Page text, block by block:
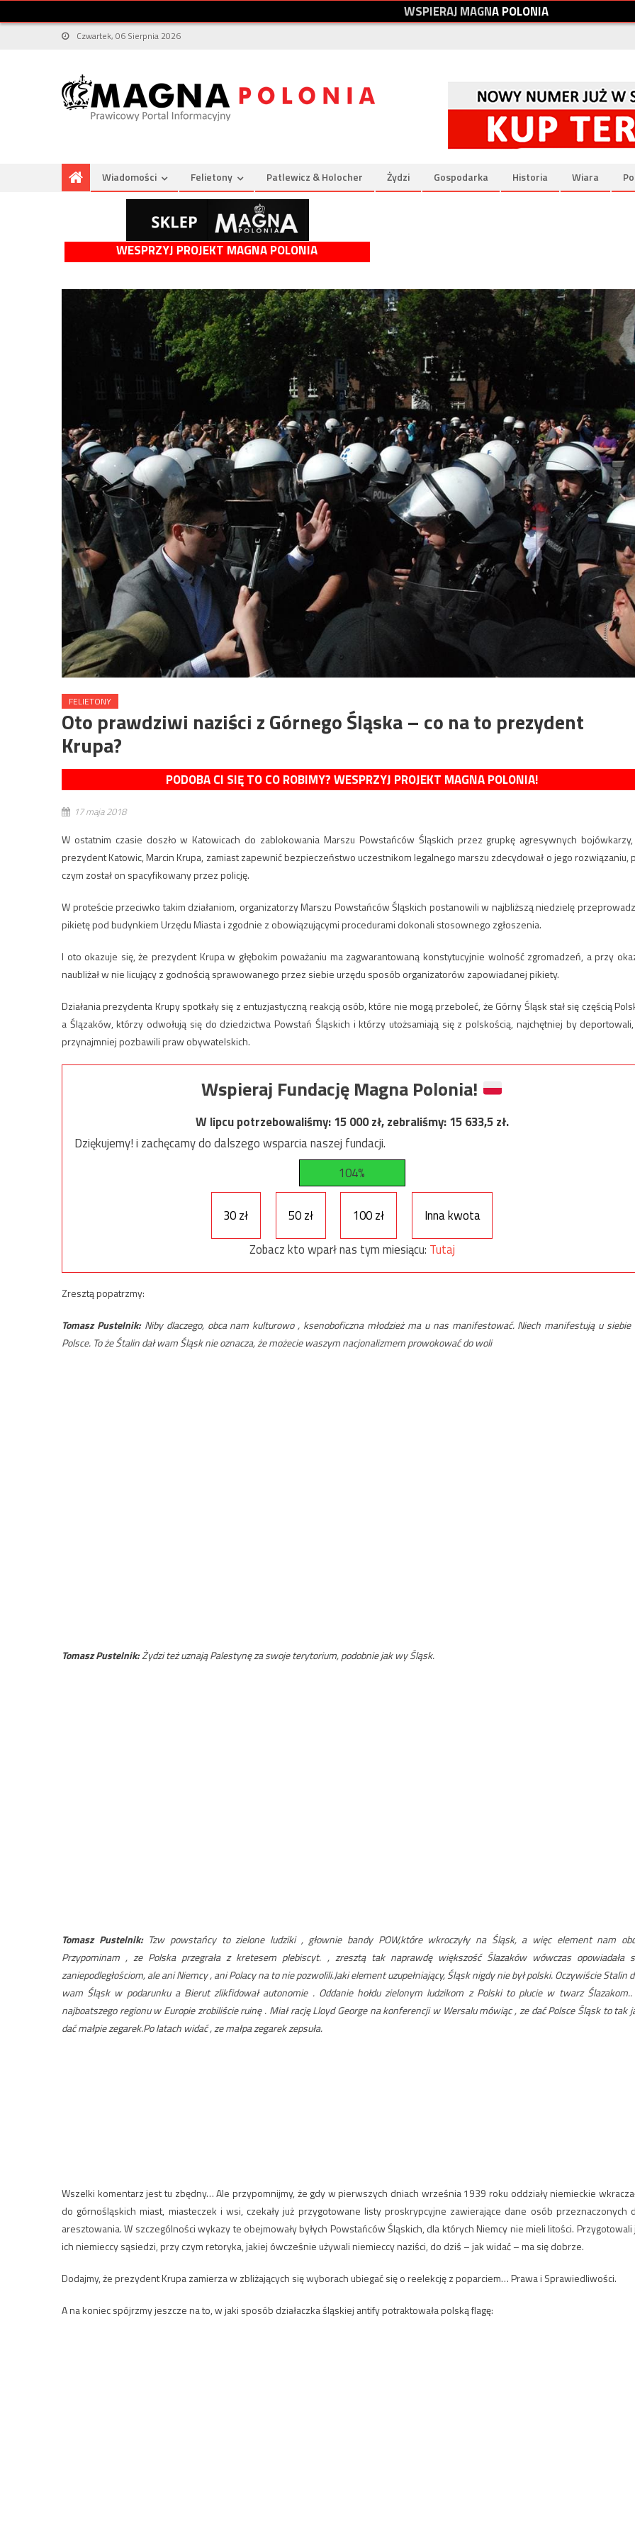
WSPIERAJMAGNAPOLONIA
Czwartek, 06 Sierpnia 2026
Wiadomości Felietony Patlewicz & Holocher Żydzi Gospodarka Historia Wiara
WESPRZYJ PROJEKT MAGNA POLONIA
FELIETONY
Oto prawdziwi naziści z Górnego Śląska – co na to prezydent
Krupa?
PODOBA CI SIĘ TO CO ROBIMY? WESPRZYJ PROJEKT MAGNA POLONIA!
17 maja 2018
W ostatnim czasie doszło w Katowicach do zablokowania Marszu Powstańców Śląskich przez grupkę agresywnych
prezydent Katowic, Marcin Krupa, zamiast zapewnić bezpieczeństwo uczestnikom legalnego marszu zdecydował o jego rozwiązaniu,
czym został on spacyfikowany przez policję.
W proteście przeciwko takim działaniom, organizatorzy Marszu Powstańców Śląskich postanowili w najbliższą niedzielę
pikietę pod budynkiem Urzędu Miasta i zgodnie z obowiązującymi procedurami dokonali stosownego zgłoszenia.
I oto okazuje się, że prezydent Krupa w głębokim poważaniu ma zagwarantowaną konstytucyjnie wolność zgromadzeń, a przy
naubliżał w nie licujący z godnością sprawowanego przez siebie urzędu sposób organizatorów zapowiadanej pikiety.
Działania prezydenta Krupy spotkały się z entuzjastyczną reakcją osób, które nie mogą przeboleć, że Górny Śląsk stał się częścią
a Ślązaków, którzy odwołują się do dziedzictwa Powstań Śląskich i którzy utożsamiają się z polskością, najchętniej by
przynajmniej pozbawili praw obywatelskich.
Wspieraj Fundację Magna Polonia!
W lipcu potrzebowaliśmy:15 000zł, zebraliśmy:15 633,5zł.
Dziękujemy! i zachęcamy do dalszego wsparcia naszej fundacji.
104%
30 zł 50 zł 100 zł
Inna kwota
Zobacz kto wparł nas tym miesiącu: Tutaj
Zresztą popatrzmy:
Tomasz Pustelnik:Niby dlaczego, obca nam kulturowo , ksenoboficzna młodzież ma u nas manifestować. Niech manifestują u siebie
Polsce. To że Śtalin dał wam Śląsk nie oznacza, że możecie waszym nacjonalizmem prowokować do woli
Tomasz Pustelnik:Żydzi też uznają Palestynę za swoje terytorium, podobnie jak wy Śląsk.
Tomasz Pustelnik:Tzw powstańcy to zielone ludziki , głownie bandy POW,które wkroczyły na Śląsk, a więc element nam
Przypominam , ze Polska przegrała z kretesem plebiscyt. , zresztą tak naprawdę większość Ślazaków wówczas opowiadała
zaniepodległościom, ale ani Niemcy , ani Polacy na to nie pozwolili.Jaki element uzupełniający, Śląsk nigdy nie był polski. Oczywiście Stalin
wam Śląsk w podarunku a Bierut zlikfidował autonomie . Oddanie hołdu zielonym ludzikom z Polski to plucie w twarz
najboatszego regionu w Europie zrobiliście ruinę . Miał rację Lloyd George na konferencji w Wersalu mówiąc , ze dać Polsce Śląsk to tak
dać małpie zegarek.Po latach widać , ze małpa zegarek zepsuła.
Wszelki komentarz jest tu zbędny… Ale przypomnijmy, że gdy w pierwszych dniach września 1939 roku oddziały niemieckie
do górnośląskich miast, miasteczek i wsi, czekały już przygotowane listy proskrypcyjne zawierające dane osób przeznaczonych
aresztowania. W szczególności wykazy te obejmowały byłych Powstańców Śląskich, dla których Niemcy nie mieli litości. Przygotowali
ich niemieccy sąsiedzi, przy czym retoryka, jakiej ówcześnie używali niemieccy naziści, do dziś – jak widać – ma się dobrze.
Dodajmy, że prezydent Krupa zamierza w zbliżających się wyborach ubiegać się o reelekcję z poparciem… Prawa i Sprawiedliwości.
A na koniec spójrzmy jeszcze na to, w jaki sposób działaczka śląskiej antify potraktowała polską flagę: